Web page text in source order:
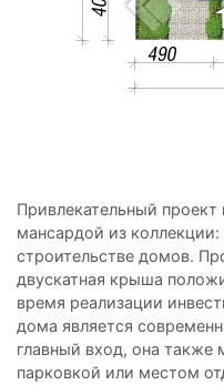
Привлекательный
мансардой из
строительстве домов.
двускатная крыша
время реализации
дома является
главный вход, она
парковкой или местом